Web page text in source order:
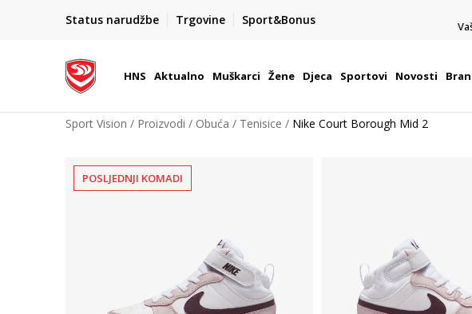
Status narudžbe Trgovine Sport&Bonus
BOX NOW
Dostava 1,50 €
| Više od 800 paketomata u Hrvatskoj
HNS Aktualno Muškarci Žene Djeca Sportovi Novosti
Sport Vision Proizvodi Obuća Tenisice Nike Court Borough Mid 2
POSLJEDNJI KOMADI